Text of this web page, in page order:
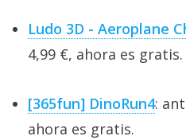
Ludo 3D - Aeroplane
4,99 €, ahora es gratis.
[365fun] DinoRun4:
ahora es gratis.